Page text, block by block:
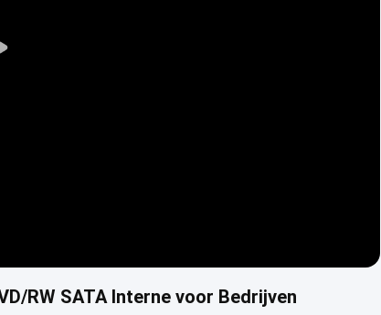
RW SATA Interne voor Bedrijven